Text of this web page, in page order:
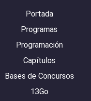
Portada
Programas
Programación
Capítulos
Bases de Concursos
13Go